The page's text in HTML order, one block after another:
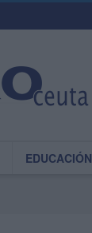
EDUCACIÓN